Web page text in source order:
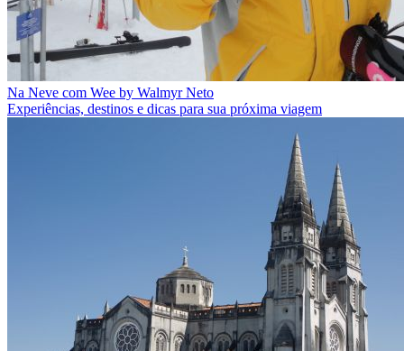
Na Neve com Wee by Walmyr Neto
Experiências, destinos e dicas para sua próxima viagem